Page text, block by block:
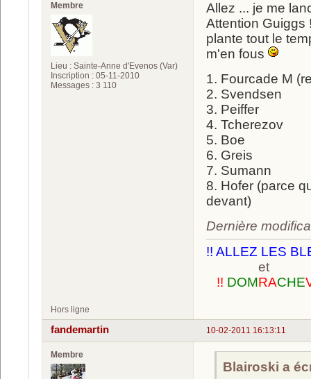
Membre
Lieu : Sainte-Anne d'Evenos (Var)
Inscription : 05-11-2010
Messages : 3 110
Allez ... je me
Attention Guiggs
plante tout le
m'en fous
1. Fourcade M
2. Svendsen
3. Peiffer
4. Tcherezov
5. Boe
6. Greis
7. Sumann
8. Hofer (parce
devant)
Dernière
!! ALLEZ LES
et
!! DOMRACHE
Hors ligne
10-02-2011 16:13:11
fandemartin
Membre
Blairoski a